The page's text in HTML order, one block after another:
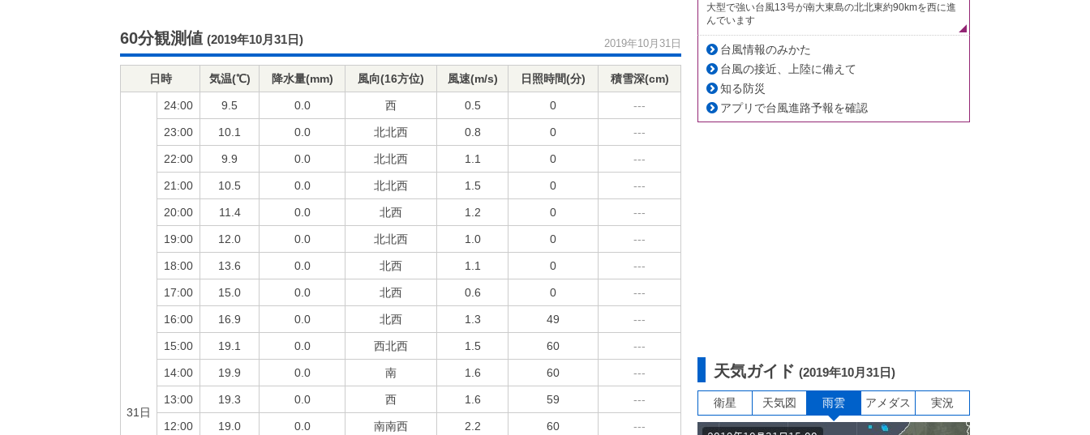
60分観測値 (2019年10月31日) 2019年10月31日
日時 気温(℃) 降水量(mm) 風向(16方位) 風速(m/s) 日照時間(分) 積雪深(cm)
31日
24:00 9.5 0.0 西 0.5 0 ---
23:00 10.1 0.0 北北西 0.8 0 ---
22:00 9.9 0.0 北北西 1.1 0 ---
21:00 10.5 0.0 北北西 1.5 0 ---
20:00 11.4 0.0 北西 1.2 0 ---
19:00 12.0 0.0 北北西 1.0 0 ---
18:00 13.6 0.0 北西 1.1 0 ---
17:00 15.0 0.0 北西 0.6 0 ---
16:00 16.9 0.0 北西 1.3 49 ---
15:00 19.1 0.0 西北西 1.5 60 ---
14:00 19.9 0.0 南 1.6 60 ---
13:00 19.3 0.0 西 1.6 59 ---
12:00 19.0 0.0 南南西 2.2 60 ---
大型で強い台風13号が南大東島の北北東約90kmを西に進
んでいます
台風情報のみかた
台風の接近、上陸に備えて
知る防災
アプリで台風進路予報を確認
天気ガイド (2019年10月31日)
衛星 天気図 雨雲 アメダス 実況